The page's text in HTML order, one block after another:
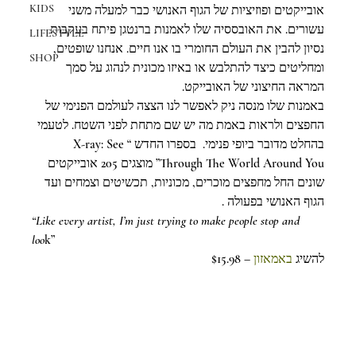
KIDS
LIFESTYLE
SHOP
אובייקטים ופוזיציות של הגוף האנושי כבר למעלה משני
עשורים. את האובססיה שלו לאמנות ברנטגן פיתח בעקבות
נסיון להבין את העולם החומרי בו אנו חיים. אנחנו שופטים,
ומחליטים כיצד להתלבש או באיזו מכונית לנהוג על סמך
המראה החיצוני של האובייקט.
באמנות שלו מנסה ניק לאפשר לנו הצצה לעולמם הפנימי של
החפצים ולראות באמת מה יש שם מתחת לפני השטח. לטעמי
בהחלט מדובר ביופי פנימי.  בספרו החדש “X-ray: See
Through The World Around You” מוצגים 205 אובייקטים
שונים החל מחפצים מוכרים, מכוניות, תכשיטים וצמחים ועד
הגוף האנושי בפעולה .
“Like every artist, I’m just trying to make people stop and
look”
להשיג באמאזון – $15.98